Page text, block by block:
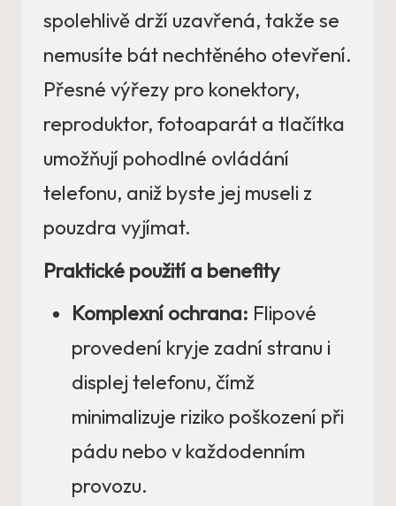
spolehlivě drží uzavřená, takže se
nemusíte bát nechtěného otevření.
Přesné výřezy pro konektory,
reproduktor, fotoaparát a tlačítka
umožňují pohodlné ovládání
telefonu, aniž byste jej museli z
pouzdra vyjímat.
Praktické použití a benefity
Komplexní ochrana: Flipové
provedení kryje zadní stranu i
displej telefonu, čímž
minimalizuje riziko poškození při
pádu nebo v každodenním
provozu.